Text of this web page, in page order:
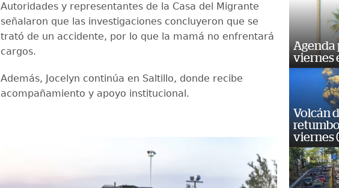
Autoridades y representantes de la Casa del Migrante
señalaron que las investigaciones concluyeron que se
trató de un accidente, por lo que la mamá no enfrentará
cargos.
Además, Jocelyn continúa en Saltillo, donde recibe
acompañamiento y apoyo institucional.
Agenda
viernes
Volcán
viernes